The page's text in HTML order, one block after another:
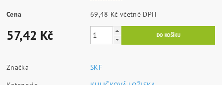
Cena 69,48 Kč včetně DPH
57,42 Kč
Značka
SKF